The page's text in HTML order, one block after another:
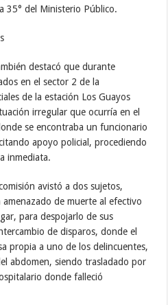
35° del Ministerio Público.
destacó que durante
en el sector 2 de la
de la estación Los Guayos
irregular que ocurría en el
se encontraba un funcionario
apoyo policial, procediendo
inmediata.
avistó a dos sujetos,
de muerte al efectivo
para despojarlo de sus
de disparos, donde el
propia a uno de los delincuentes,
abdomen, siendo trasladado por
donde falleció